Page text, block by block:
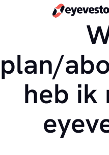
plan/
heb ik